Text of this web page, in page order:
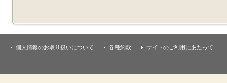
個人情報のお取り扱いについて 各種約款 サイトのご利用にあたって